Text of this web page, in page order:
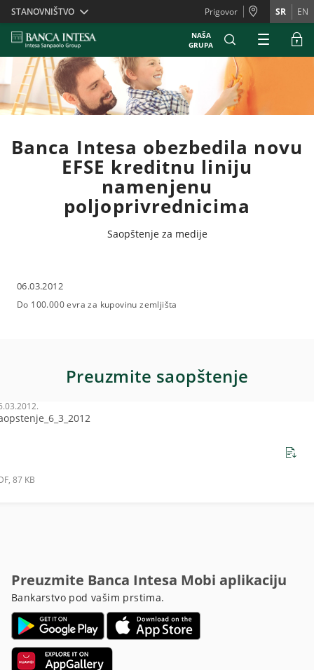
Skiplinks
STANOVNIŠTVO Prigovor SR EN
NAŠA
GRUPA
Banca Intesa obezbedila novu
EFSE kreditnu liniju
namenjenu
poljoprivrednicima
Saopštenje za medije
06.03.2012
Do 100.000 evra za kupovinu zemljišta
Preuzmite saopštenje
87 KB
Preuzmite Banca Intesa Mobi aplikaciju
Bankarstvo pod vašim prstima.